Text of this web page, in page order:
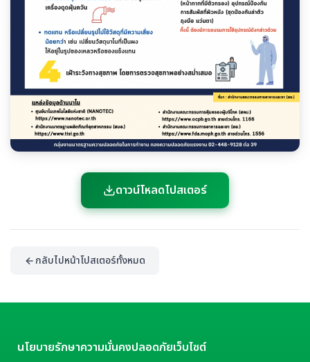
ดาวน์โหลดโปสเตอร์
กลับไปหน้าโปสเตอร์ทั้งหมด
นโยบายรักษาความมั่นคงปลอดภัยเว็บไซต์